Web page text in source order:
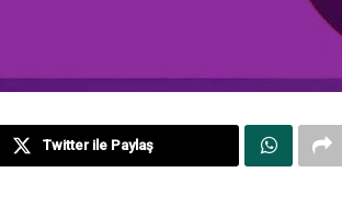
Twitter ile Paylaş